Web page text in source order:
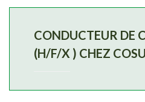
CONDUCTEUR DE
(H/F/X ) CHEZ